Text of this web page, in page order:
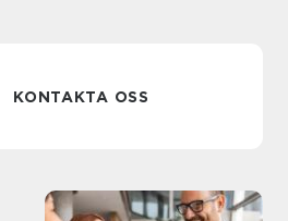
KONTAKTA OSS